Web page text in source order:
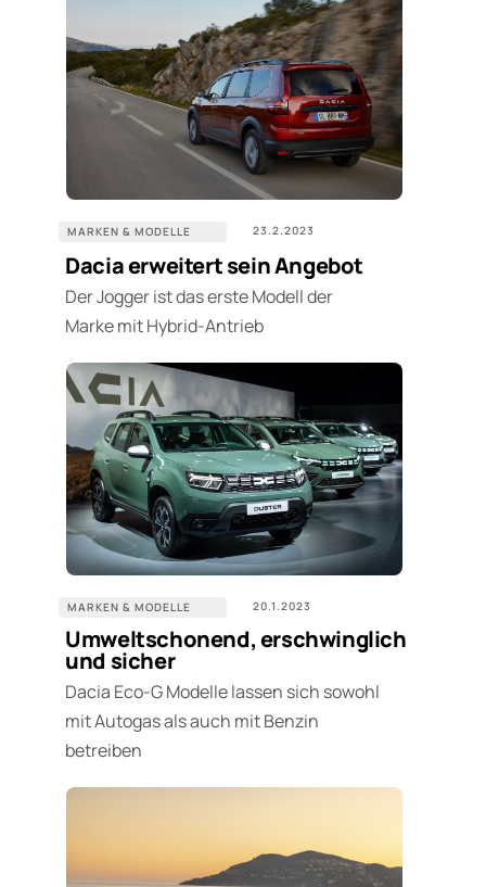
MARKEN & MODELLE 23.2.2023
Dacia erweitert sein Angebot
Der Jogger ist das erste Modell der
Marke mit Hybrid-Antrieb
MARKEN & MODELLE 20.1.2023
Umweltschonend, erschwinglich
und sicher
Dacia Eco-G Modelle lassen sich sowohl
mit Autogas als auch mit Benzin
betreiben